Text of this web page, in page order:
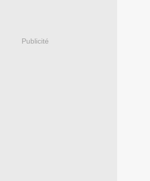
Publicité